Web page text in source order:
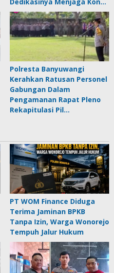
Polresta Banyuwangi
Kerahkan Ratusan Personel
Gabungan Dalam
Pengamanan Rapat Pleno
Rekapitulasi Pil…
PT WOM Finance Diduga
Terima Jaminan BPKB
Tanpa Izin, Warga Wonorejo
Tempuh Jalur Hukum